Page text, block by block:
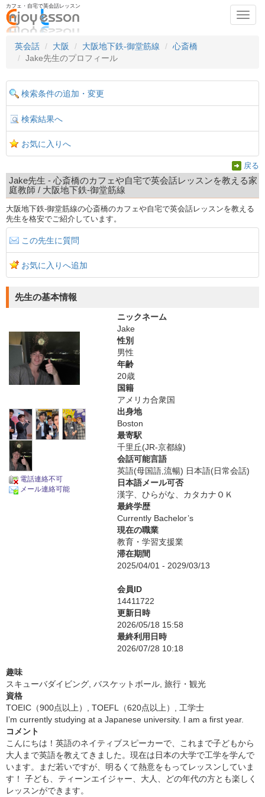
カフェ・自宅で英会話レッスン
英会話
大阪 大阪地下鉄-御堂筋線
心斎橋
Jake先生のプロフィール
検索条件の追加・変更
検索結果へ
お気に入りへ
戻る
Jake先生 - 心斎橋のカフェや自宅で英会話レッスンを教える家
庭教師 / 大阪地下鉄-御堂筋線
大阪地下鉄-御堂筋線の心斎橋のカフェや自宅で英会話レッスンを教える
先生を格安でご紹介しています。
この先生に質問
お気に入りへ追加
先生の基本情報
電話連絡不可
メール連絡可能
ニックネーム
Jake
性別
男性
年齢
20歳
国籍
アメリカ合衆国
出身地
Boston
最寄駅
千里丘(JR-京都線)
会話可能言語
英語(母国語,流暢) 日本語(日常会話)
日本語メール可否
漢字、ひらがな、カタカナＯＫ
最終学歴
Currently Bachelor’s
現在の職業
教育・学習支援業
滞在期間
2025/04/01 - 2029/03/13
会員ID
14411722
更新日時
2026/05/18 15:58
最終利用日時
2026/07/28 10:18
趣味
スキューバダイビング, バスケットボール, 旅行・観光
資格
TOEIC（900点以上）, TOEFL（620点以上）, 工学士
I’m currently studying at a Japanese university. I am a first year.
コメント
こんにちは！英語のネイティブスピーカーで、これまで子どもから
大人まで英語を教えてきました。現在は日本の大学で工学を学んで
います。まだ若いですが、明るくて熱意をもってレッスンしていま
す！ 子ども、ティーンエイジャー、大人、どの年代の方とも楽しく
レッスンができます。